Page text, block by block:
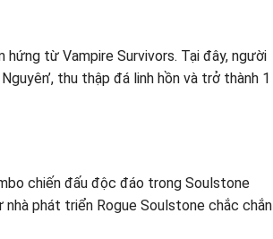
từ Vampire Survivors. Tại đây, người
thu thập đá linh hồn và trở thành 1
chiến đấu độc đáo trong Soulstone
phát triển Rogue Soulstone chắc chắn